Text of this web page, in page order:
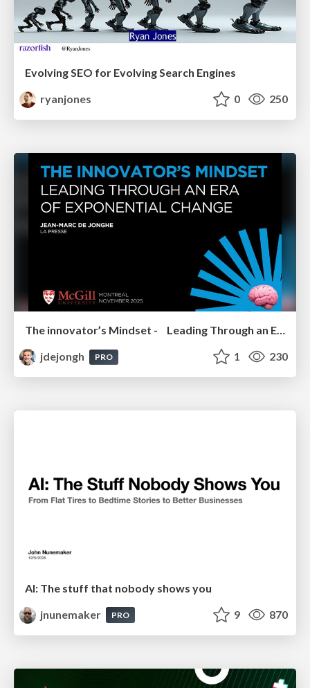
Evolving SEO for Evolving Search Engines
ryanjones
0 250
The innovator’s Mindset - Leading Through an Era of Exponential Change - McGill University 2025
jdejongh
PRO 1 230
AI: The stuff that nobody shows you
jnunemaker
PRO 9 870